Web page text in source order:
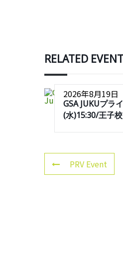
RELATED
2026年8月19日
GSA JUKUプラ
(水)15:30/王子校
PRV Event